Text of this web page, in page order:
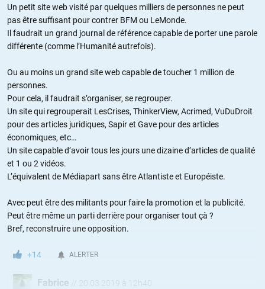
Un petit site web visité par quelques milliers de personnes ne peut
pas être suffisant pour contrer BFM ou LeMonde.
Il faudrait un grand journal de référence capable de porter une parole
différente (comme l’Humanité autrefois).
Ou au moins un grand site web capable de toucher 1 million de
personnes.
Pour cela, il faudrait s’organiser, se regrouper.
Un site qui regrouperait LesCrises, ThinkerView, Acrimed, VuDuDroit
pour des articles juridiques, Sapir et Gave pour des articles
économiques, etc…
Un site capable d’avoir tous les jours une dizaine d’articles de qualité
et 1 ou 2 vidéos.
L’équivalent de Médiapart sans être Atlantiste et Européiste.
Avec peut être des militants pour faire la promotion et la publicité.
Peut être même un parti derrière pour organiser tout çà ?
Bref, reconstruire une opposition.
+14 ALERTER
Fabrice 20.03.2019 à 12h40